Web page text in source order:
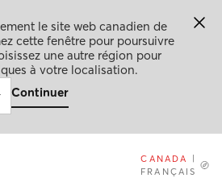
le site web canadien de
cette fenêtre pour poursuivre
une autre région pour
à votre localisation.
Continuer
CANADA
FRANÇAIS